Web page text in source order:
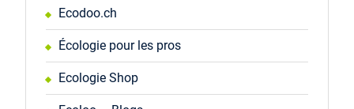
Ecodoo.ch
Écologie pour les pros
Ecologie Shop